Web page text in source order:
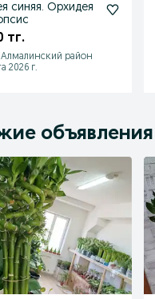
синяя. Орхидея
тг.
район
2026 г.
объявления